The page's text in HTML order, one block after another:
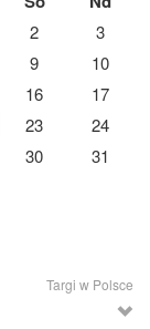
2
3
9
10
16
17
23
24
30 31
Targi w Polsce